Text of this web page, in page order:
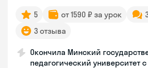
5 от 1590 ₽ за урок
3 отзыва
Окончила Минский
педагогический университет с